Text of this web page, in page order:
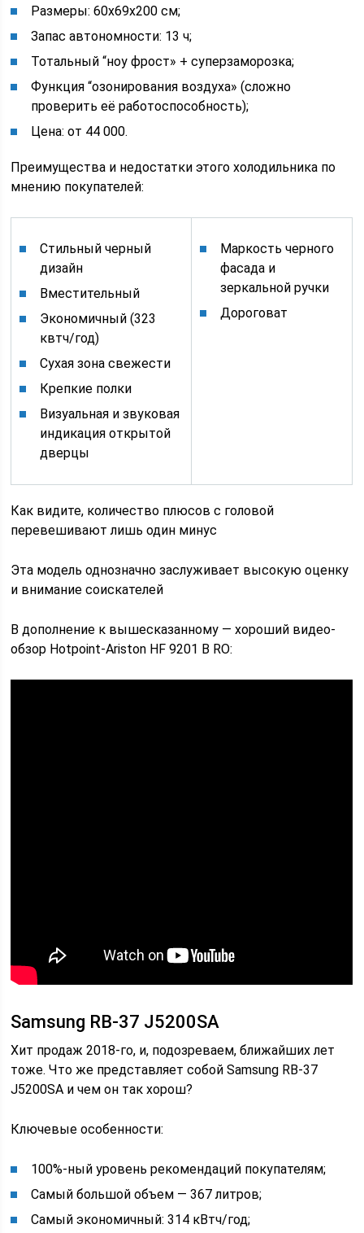
Размеры: 60x69x200 см;
Запас автономности: 13 ч;
Тотальный “ноу фрост» + суперзаморозка;
Функция “озонирования воздуха» (сложно
проверить её работоспособность);
Цена: от 44 000.
Преимущества и недостатки этого холодильника по
мнению покупателей:
Стильный черный
дизайн
Вместительный
Экономичный (323
квтч/год)
Сухая зона свежести
Крепкие полки
Визуальная и звуковая
индикация открытой
дверцы
Маркость черного
фасада и
зеркальной ручки
Дороговат
Как видите, количество плюсов с головой
перевешивают лишь один минус
Эта модель однозначно заслуживает высокую оценку
и внимание соискателей
В дополнение к вышесказанному ― хороший видео-
обзор Hotpoint-Ariston HF 9201 B RO:
Samsung RB-37 J5200SA
Хит продаж 2018-го, и, подозреваем, ближайших лет
тоже. Что же представляет собой Samsung RB-37
J5200SA и чем он так хорош?
Ключевые особенности:
100%-ный уровень рекомендаций покупателям;
Самый большой объем ― 367 литров;
Самый экономичный: 314 кВтч/год;